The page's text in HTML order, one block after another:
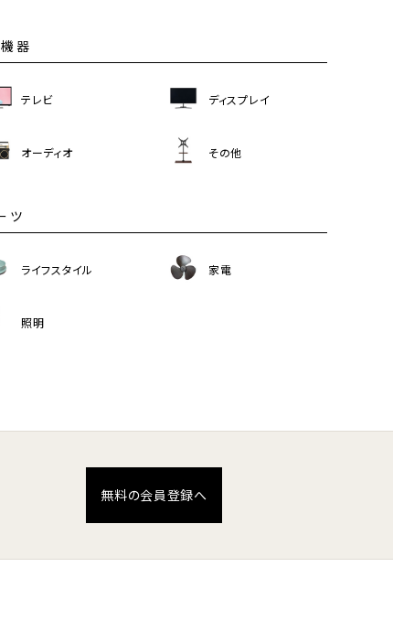
器
テレビ ディスプレイ
オーディオ その他
ツ
ライフスタイル 家電
照明
無料の会員登録へ